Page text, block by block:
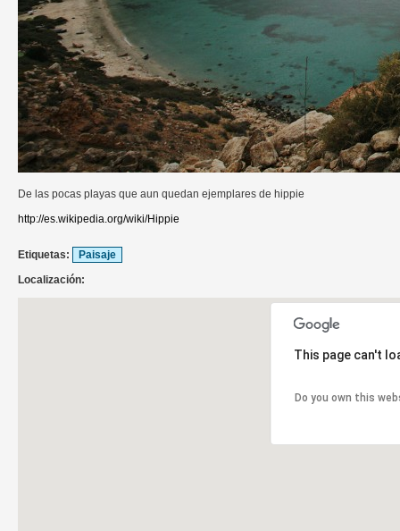
De las pocas playas que aun quedan ejemplares de hippie
http://es.wikipedia.org/wiki/Hippie
Etiquetas:
Paisaje
Localización:
This page can't
Do you own this